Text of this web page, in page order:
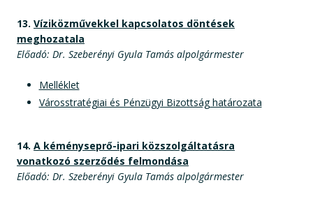
13. Víziközművekkel kapcsolatos döntések
meghozatala
Előadó: Dr. Szeberényi Gyula Tamás alpolgármester
Melléklet
Városstratégiai és Pénzügyi Bizottság határozata
14. A kéményseprő-ipari közszolgáltatásra
vonatkozó szerződés felmondása
Előadó: Dr. Szeberényi Gyula Tamás alpolgármester